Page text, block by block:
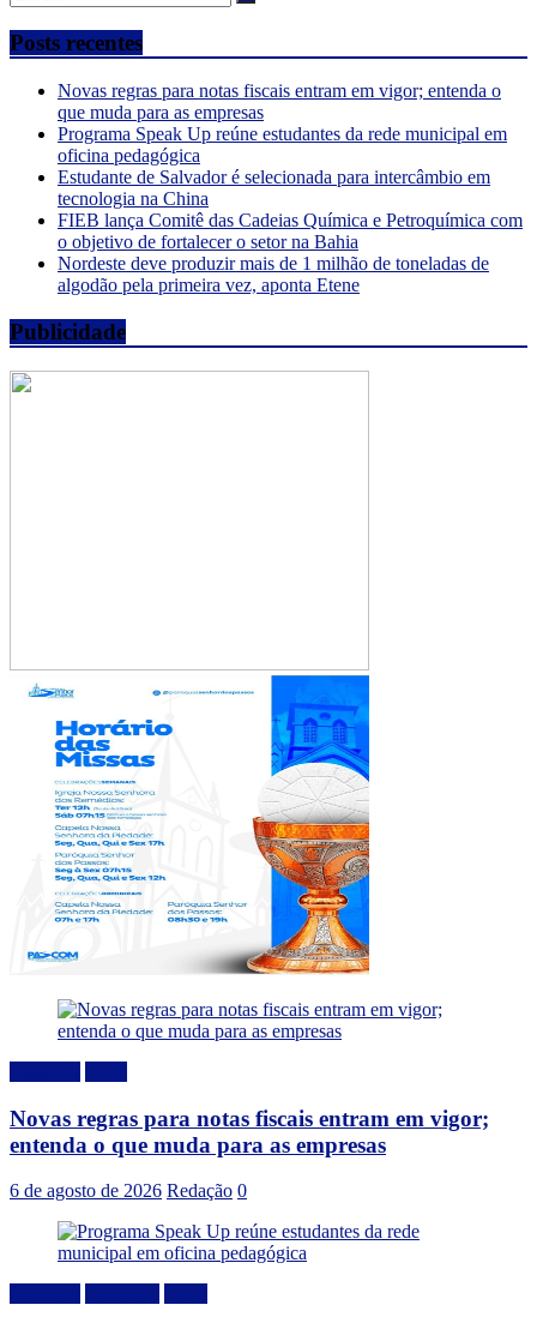
Posts recentes
Novas regras para notas fiscais entram em vigor; entenda o
que muda para as empresas
Programa Speak Up reúne estudantes da rede municipal em
oficina pedagógica
Estudante de Salvador é selecionada para intercâmbio em
tecnologia na China
FIEB lança Comitê das Cadeias Química e Petroquímica com
o objetivo de fortalecer o setor na Bahia
Nordeste deve produzir mais de 1 milhão de toneladas de
algodão pela primeira vez, aponta Etene
Publicidade
Novas regras para notas fiscais entram em vigor;
entenda o que muda para as empresas
6 de agosto de 2026 Redação 0